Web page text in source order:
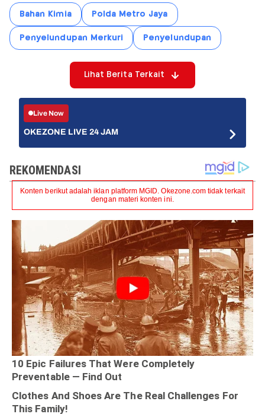
Bahan Kimia Polda Metro Jaya
Penyelundupan Merkuri Penyelundupan
Lihat Berita Terkait
Live Now
OKEZONE LIVE 24 JAM